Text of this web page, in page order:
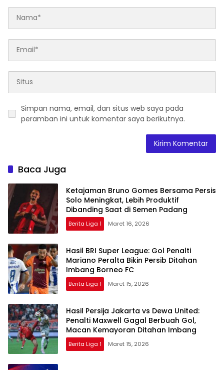
Simpan nama, email, dan situs web saya pada
peramban ini untuk komentar saya berikutnya.
Baca Juga
Ketajaman Bruno Gomes Bersama Persis
Solo Meningkat, Lebih Produktif
Dibanding Saat di Semen Padang
Berita Liga 1 Maret 16, 2026
Hasil BRI Super League: Gol Penalti
Mariano Peralta Bikin Persib Ditahan
Imbang Borneo FC
Berita Liga 1 Maret 15, 2026
Hasil Persija Jakarta vs Dewa United:
Penalti Maxwell Gagal Berbuah Gol,
Macan Kemayoran Ditahan Imbang
Berita Liga 1 Maret 15, 2026